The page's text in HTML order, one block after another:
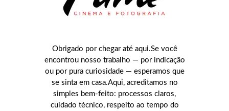
Obrigado por chegar até aqui.Se você
encontrou nosso trabalho — por indicação
ou por pura curiosidade — esperamos que
se sinta em casa.Aqui, acreditamos no
simples bem-feito: processos claros,
cuidado técnico, respeito ao tempo do